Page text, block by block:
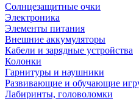
Солнцезащитные очки
Электроника
Элементы питания
Внешние аккумуляторы
Кабели и зарядные устройства
Колонки
Гарнитуры и наушники
Развивающие и обучающие
Лабиринты, головоломки